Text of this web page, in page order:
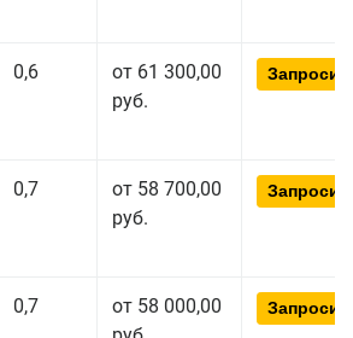
0,6
от 61 300,00
руб.
0,7
от 58 700,00
руб.
0,7
от 58 000,00